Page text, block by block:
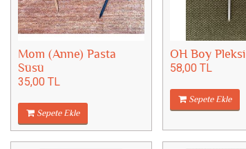
Mom (Anne) Pasta
Süsü
35,00 TL
Sepete Ekle
OH Boy Pleksi
58,00 TL
Sepete Ekle